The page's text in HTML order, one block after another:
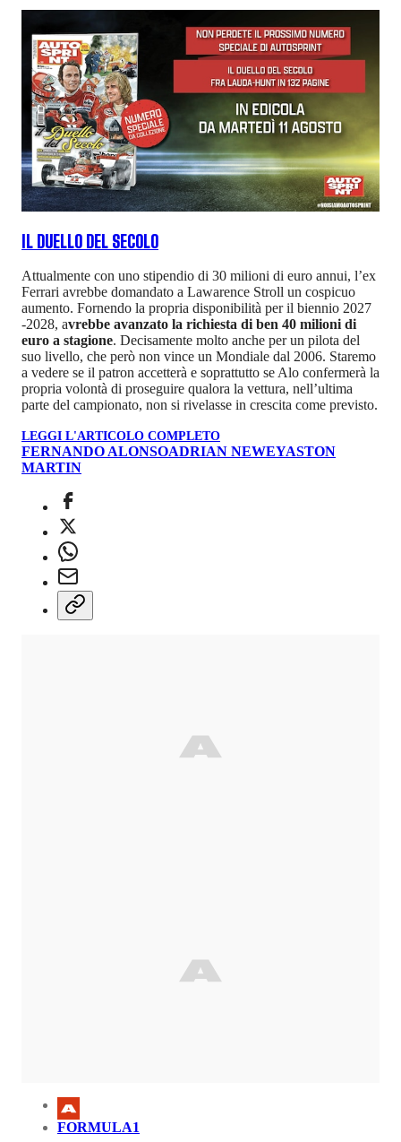
IL DUELLO DEL SECOLO
Attualmente con uno stipendio di 30 milioni di euro annui, l’ex
Ferrari avrebbe domandato a Lawarence Stroll un cospicuo
aumento. Fornendo la propria disponibilità per il biennio 2027
-2028, avrebbe avanzato la richiesta di ben 40 milioni di
euro a stagione. Decisamente molto anche per un pilota del
suo livello, che però non vince un Mondiale dal 2006. Staremo
a vedere se il patron accetterà e soprattutto se Alo confermerà la
propria volontà di proseguire qualora la vettura, nell’ultima
parte del campionato, non si rivelasse in crescita come previsto.
LEGGI L'ARTICOLO COMPLETO
FERNANDO ALONSOADRIAN NEWEYASTON
MARTIN
FORMULA1